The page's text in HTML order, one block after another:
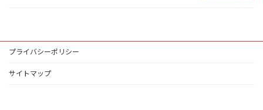
プライバシーポリシー
サイトマップ